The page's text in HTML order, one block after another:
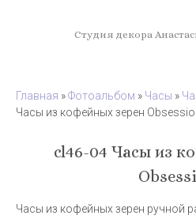
Студия декора
Главная »Фотоальбом » Часы »
Часы из кофейных зерен
cl46-04 Часы из
Часы из кофейных зерен ручной